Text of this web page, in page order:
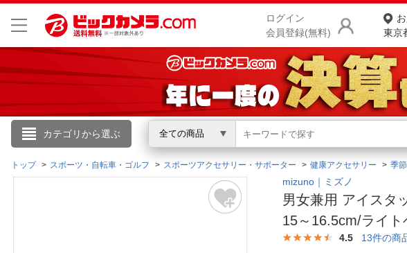
ログイン
会員登録(無料)
東京
カテゴリから選ぶ 全ての商品
こんにちは
ログイン
商品を
ランキン
トップ スポーツ・自転車・ゴルフ スポーツアクセサリー・サポーター 健康アクセサリー 季
mizuno｜ミズノ
男女兼用 アイスタ
15～16.5cm/ライ
4.5 13件の商